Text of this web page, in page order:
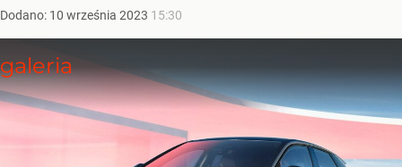
Dodano: 10 września 2023 15:30